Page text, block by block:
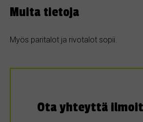
Muita tietoja
Myös paritalot ja rivotalot sopii.
Ota yhteyttä